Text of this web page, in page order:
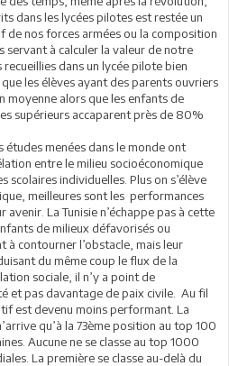
dans les lycées pilotes est restée un
de nos forces armées ou la composition
servant à calculer la valeur de notre
dans un lycée pilote bien
les élèves ayant des parents ouvriers
moyenne alors que les enfants de
supérieurs accaparent près de 80%
menées dans le monde ont
entre le milieu socioéconomique
scolaires individuelles. Plus on s’élève
meilleures sont les performances
avenir. La Tunisie n’échappe pas à cette
de milieux défavorisés ou
contourner l’obstacle, mais leur
du même coup le flux de la
sociale, il n’y a point de
et pas davantage de paix civile. Au fil
est devenu moins performant. La
qu’à la 73ème position au top 100
Aucune ne se classe au top 1000
La première se classe au-delà du